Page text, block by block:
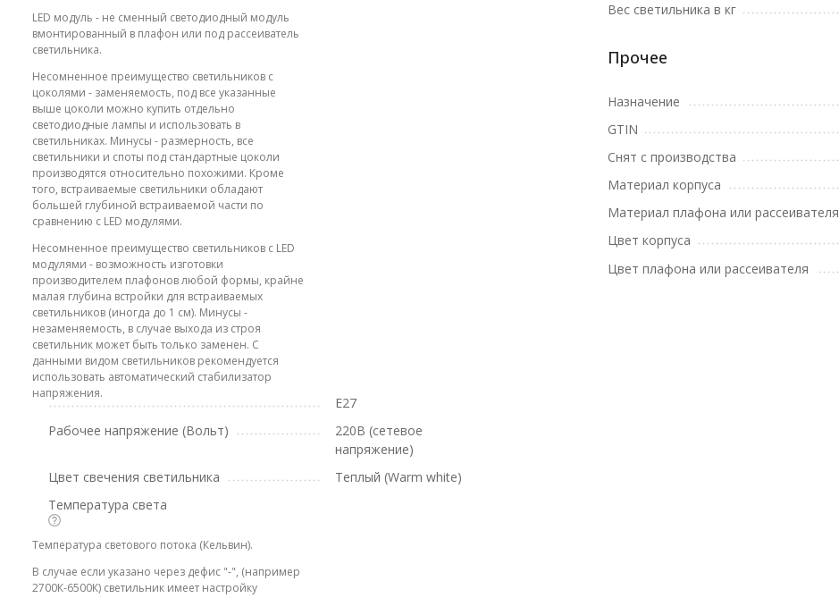
LED модуль - не сменный светодиодный модуль
вмонтированный в плафон или под рассеиватель
светильника.
Несомненное преимущество светильников с
цоколями - заменяемость, под все указанные
выше цоколи можно купить отдельно
светодиодные лампы и использовать в
светильниках. Минусы - размерность, все
светильники и споты под стандартные цоколи
производятся относительно похожими. Кроме
того, встраиваемые светильники обладают
большей глубиной встраиваемой части по
сравнению с LED модулями.
Несомненное преимущество светильников с LED
модулями - возможность изготовки
производителем плафонов любой формы, крайне
малая глубина встройки для встраиваемых
светильников (иногда до 1 см). Минусы -
незаменяемость, в случае выхода из строя
светильник может быть только заменен. С
данными видом светильников рекомендуется
использовать автоматический стабилизатор
напряжения.
E27
Рабочее напряжение (Вольт)
220В (сетевое
напряжение)
Цвет свечения светильника
Теплый (Warm white)
Температура света
Температура светового потока (Кельвин).
В случае если указано через дефис "-", (например
2700К-6500К) светильник имеет настройку
Вес светильника в кг
Прочее
Назначение
GTIN
Снят с производства
Материал корпуса
Материал плафона или рассеивателя
Цвет корпуса
Цвет плафона или рассеивателя